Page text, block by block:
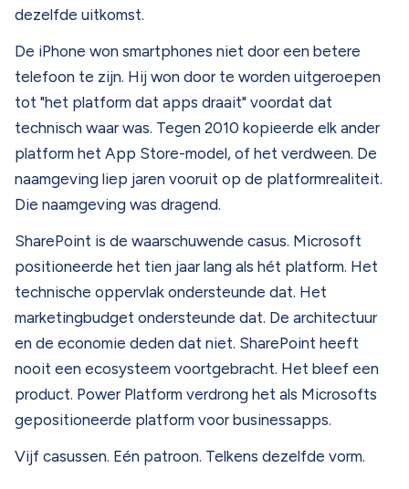
dezelfde uitkomst.
De iPhone won smartphones niet door een betere
telefoon te zijn. Hij won door te worden uitgeroepen
tot "het platform dat apps draait" voordat dat
technisch waar was. Tegen 2010 kopieerde elk ander
platform het App Store-model, of het verdween. De
naamgeving liep jaren vooruit op de platformrealiteit.
Die naamgeving was dragend.
SharePoint is de waarschuwende casus. Microsoft
positioneerde het tien jaar lang als hét platform. Het
technische oppervlak ondersteunde dat. Het
marketingbudget ondersteunde dat. De architectuur
en de economie deden dat niet. SharePoint heeft
nooit een ecosysteem voortgebracht. Het bleef een
product. Power Platform verdrong het als Microsofts
gepositioneerde platform voor businessapps.
Vijf casussen. Eén patroon. Telkens dezelfde vorm.